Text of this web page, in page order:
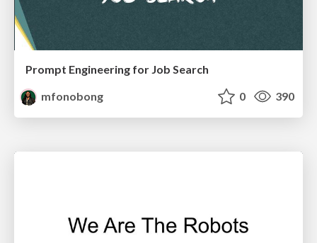
Prompt Engineering for Job Search
mfonobong
0 390